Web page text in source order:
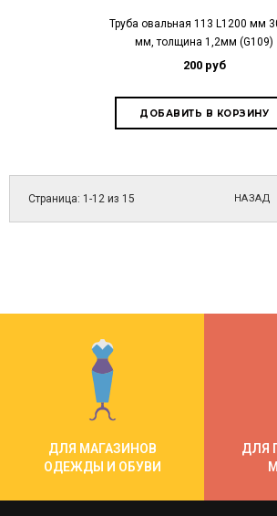
Труба овальная 113 L1200 мм
мм, толщина 1,2мм (G109)
200 руб
Страница: 1-12 из 15 НАЗАД
ДЛЯ МАГАЗИНОВ
ОДЕЖДЫ И ОБУВИ
ДЛЯ